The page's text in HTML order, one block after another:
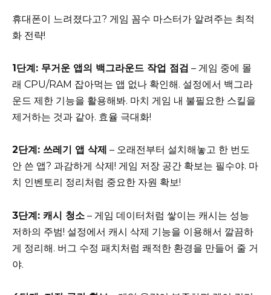
휴대폰이 느려졌다고? 게임 꼼수 마스터가 알려주는 최적
화 전략!
1단계: 무거운 앱의 백그라운드 작업 점검 – 게임 중에 몰
래 CPU/RAM 잡아먹는 앱 없나 확인해. 설정에서 백그라
운드 제한 기능을 활용해봐. 마치 게임 내 불필요한 스킬을
제거하는 것과 같아. 효율 극대화!
2단계: 쓰레기 앱 삭제 – 오래전부터 설치해놓고 한 번도
안 쓴 앱? 과감하게 삭제! 게임 저장 공간 확보는 필수야. 마
치 인벤토리 정리처럼 중요한 자원 확보!
3단계: 캐시 청소 – 게임 데이터처럼 쌓이는 캐시는 성능
저하의 주범! 설정에서 캐시 삭제 기능을 이용해서 깔끔하
게 정리해. 버그 수정 패치처럼 쾌적한 환경을 만들어 줄 거
야.